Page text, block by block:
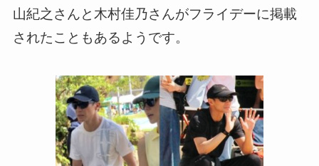
山紀之さんと木村佳乃さんがフライデーに掲載
されたこともあるようです。